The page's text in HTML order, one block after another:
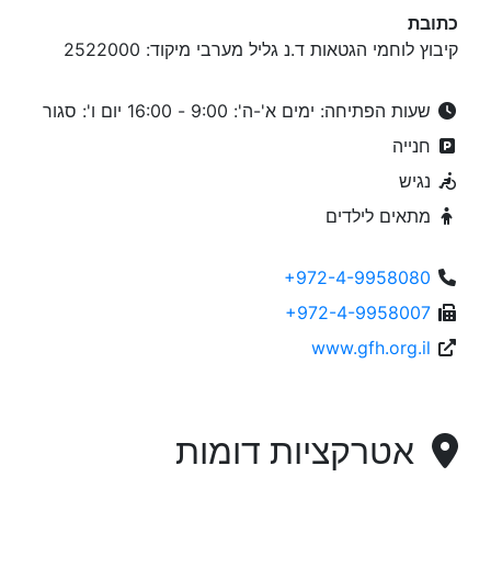
כתובת
קיבוץ לוחמי הגטאות ד.נ גליל מערבי מיקוד: 2522000
שעות הפתיחה: ימים א'-ה': 9:00 - 16:00 יום ו': סגור
חנייה
נגיש
מתאים לילדים
+972-4-9958080
+972-4-9958007
www.gfh.org.il
אטרקציות דומות